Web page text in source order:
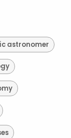
astronomer